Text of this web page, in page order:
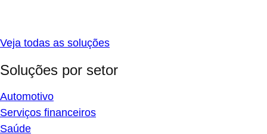
Veja todas as soluções
Soluções por setor
Automotivo
Serviços financeiros
Saúde